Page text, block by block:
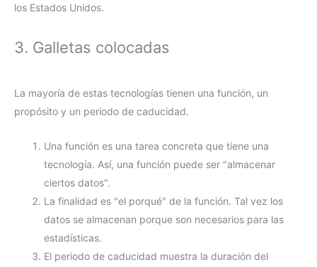
los Estados Unidos.
3. Galletas colocadas
La mayoría de estas tecnologías tienen una función, un
propósito y un periodo de caducidad.
Una función es una tarea concreta que tiene una
tecnología. Así, una función puede ser "almacenar
ciertos datos".
La finalidad es "el porqué" de la función. Tal vez los
datos se almacenan porque son necesarios para las
estadísticas.
El periodo de caducidad muestra la duración del